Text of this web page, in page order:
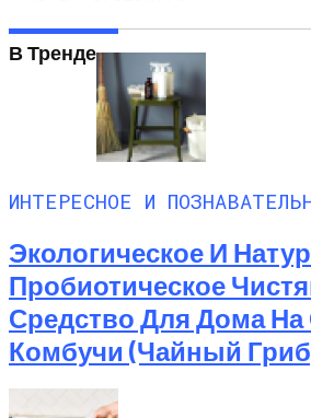
В Тренде
ИНТЕРЕСНОЕ И
Экологическое И
Пробиотическое
Средство Для Дома
Комбучи (чайный